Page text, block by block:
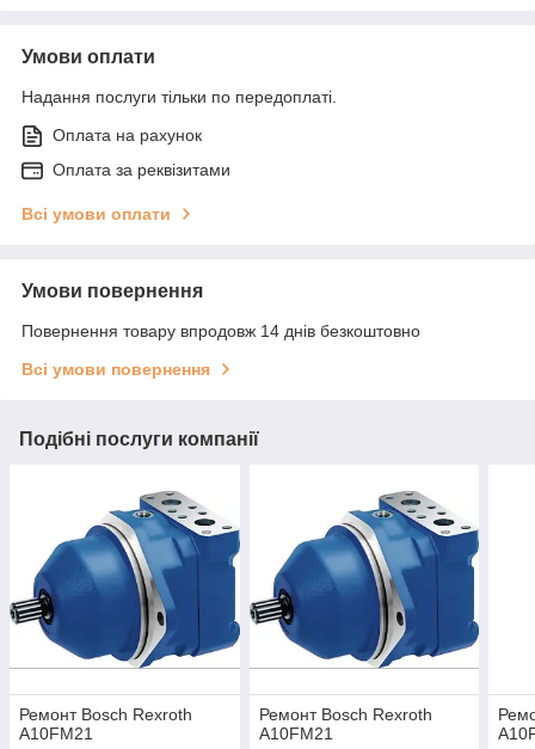
Умови оплати
Надання послуги тільки по передоплаті.
Оплата на рахунок
Оплата за реквізитами
Всі умови оплати
Умови повернення
Повернення товару впродовж 14 днів безкоштовно
Всі умови повернення
Подібні послуги компанії
Ремонт Bosch Rexroth
A10FМ21
Ремонт Bosch Rexroth
A10FМ21